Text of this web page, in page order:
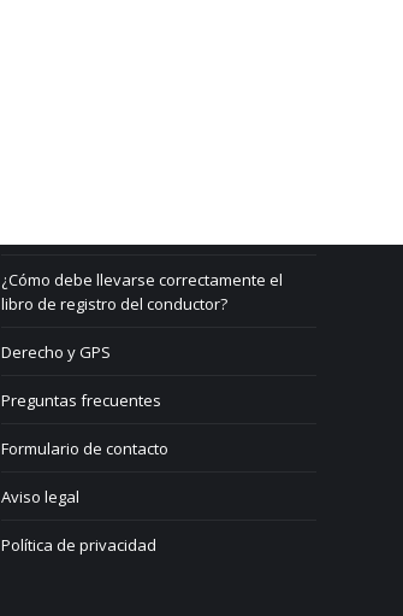
¿Cómo debe llevarse correctamente el
libro de registro del conductor?
Derecho y GPS
Preguntas frecuentes
Formulario de contacto
Aviso legal
Política de privacidad